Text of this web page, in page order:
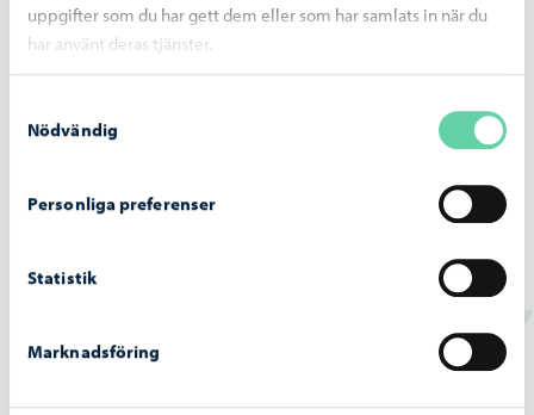
uppgifter som du har gett dem eller som har samlats in när du
har använt deras tjänster.
Nödvändig
Personliga preferenser
Statistik
Marknadsföring
Tillstånds- och tillsynsnämndens beslut
22.6.2026
Beslutsfattande
Stadsstyrelsens beslut 22.6.2026